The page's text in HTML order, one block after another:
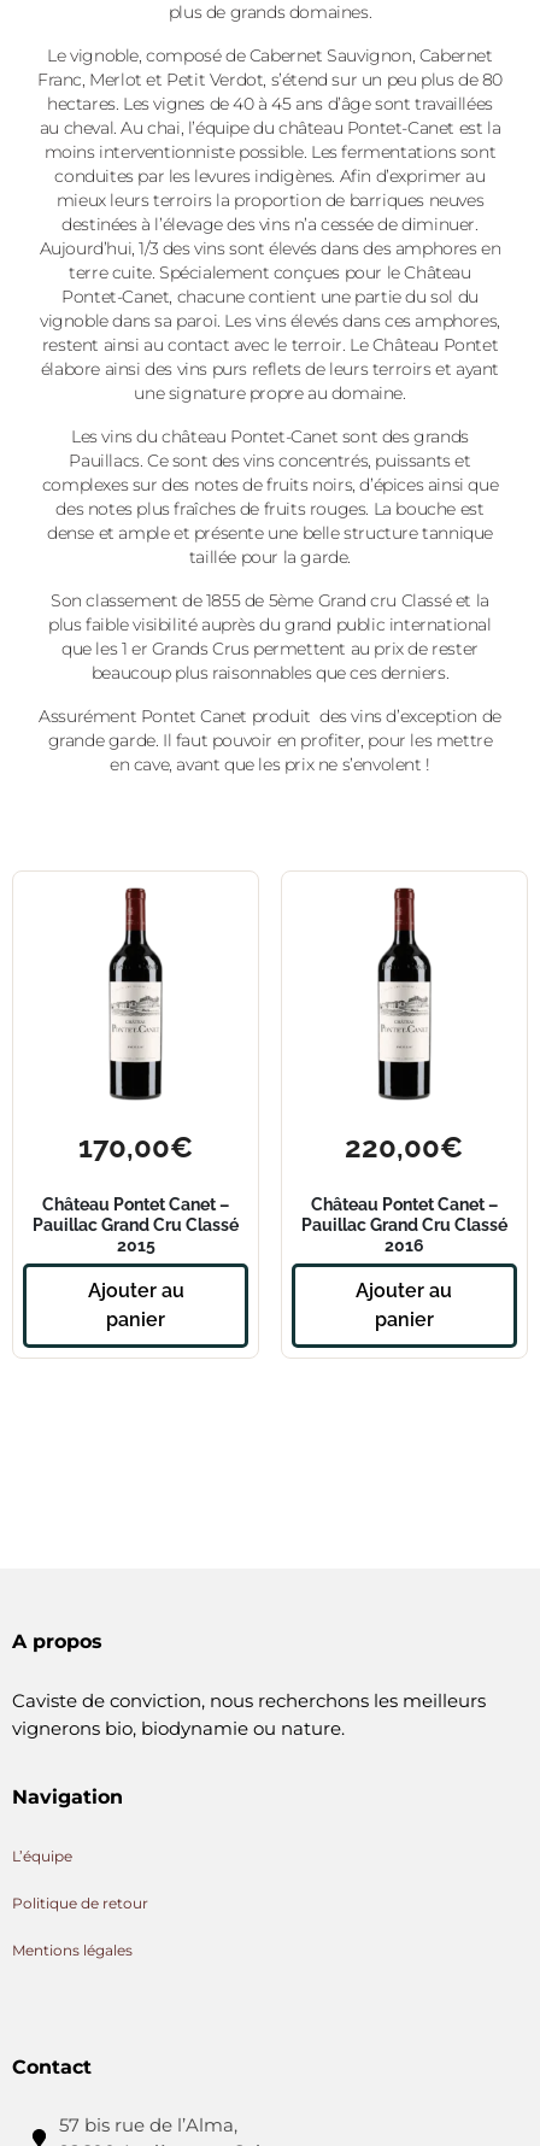
plus de grands domaines.
Le vignoble, composé de Cabernet Sauvignon, Cabernet
Franc, Merlot et Petit Verdot, s’étend sur un peu plus de 80
hectares. Les vignes de 40 à 45 ans d’âge sont travaillées
au cheval. Au chai, l’équipe du château Pontet-Canet est la
moins interventionniste possible. Les fermentations sont
conduites par les levures indigènes. Afin d’exprimer au
mieux leurs terroirs la proportion de barriques neuves
destinées à l’élevage des vins n’a cessée de diminuer.
Aujourd’hui, 1/3 des vins sont élevés dans des amphores en
terre cuite. Spécialement conçues pour le Château
Pontet-Canet, chacune contient une partie du sol du
vignoble dans sa paroi. Les vins élevés dans ces amphores,
restent ainsi au contact avec le terroir. Le Château Pontet
élabore ainsi des vins purs reflets de leurs terroirs et ayant
une signature propre au domaine.
Les vins du château Pontet-Canet sont des grands
Pauillacs. Ce sont des vins concentrés, puissants et
complexes sur des notes de fruits noirs, d’épices ainsi que
des notes plus fraîches de fruits rouges. La bouche est
dense et ample et présente une belle structure tannique
taillée pour la garde.
Son classement de 1855 de 5ème Grand cru Classé et la
plus faible visibilité auprès du grand public international
que les 1 er Grands Crus permettent au prix de rester
beaucoup plus raisonnables que ces derniers.
Assurément Pontet Canet produit des vins d’exception de
grande garde. Il faut pouvoir en profiter, pour les mettre
en cave, avant que les prix ne s’envolent !
170,00€
Château Pontet Canet –
Pauillac Grand Cru Classé
2015
Ajouter au
panier
220,00€
Château Pontet Canet –
Pauillac Grand Cru Classé
2016
Ajouter au
panier
A propos
Caviste de conviction, nous recherchons les meilleurs
vignerons bio, biodynamie ou nature.
Navigation
L’équipe
Politique de retour
Mentions légales
Contact
57 bis rue de l’Alma,